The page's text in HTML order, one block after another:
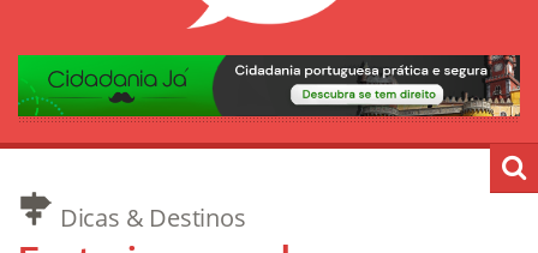
Dicas & Destinos